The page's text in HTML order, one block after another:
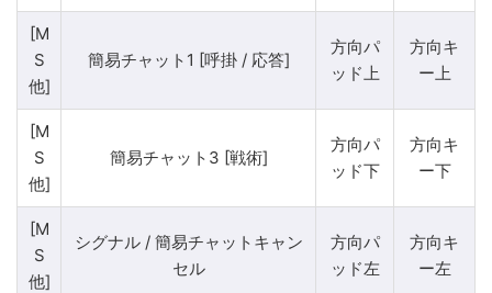
[M
S
他]
簡易チャット1 [呼掛 / 応答]
方向パ
ッド上
方向キ
ー上
[M
S
他]
簡易チャット3 [戦術]
方向パ
ッド下
方向キ
ー下
[M
S
他]
シグナル / 簡易チャットキャン
セル
方向パ
ッド左
方向キ
ー左